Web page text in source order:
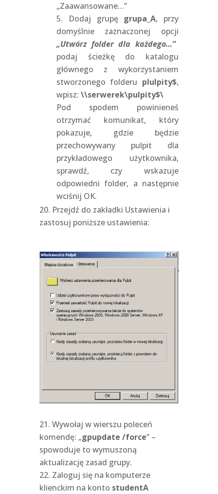
„Zaawansowane…”
Dodaj grupę grupa_A, przy
domyślnie zaznaczonej opcji
„Utwórz folder dla każdego…”
podaj ścieżkę do katalogu
głównego z wykorzystaniem
stworzonego folderu plulpity$,
wpisz: \\serwerek\pulpity$\
Pod spodem powinieneś
otrzymać komunikat, który
pokazuje, gdzie będzie
przechowywany pulpit dla
przykładowego użytkownika,
sprawdź, czy wskazuje
odpowiedni folder, a następnie
wciśnij OK.
Przejdź do zakładki Ustawienia i
zastosuj poniższe ustawienia:
Wywołaj w wierszu poleceń
komendę: „gpupdate /force” –
spowoduje to wymuszoną
aktualizację zasad grupy.
Zaloguj się na komputerze
klienckim na konto studentA